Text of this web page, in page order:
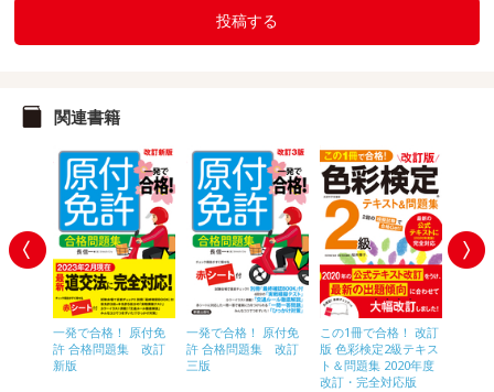
投稿する
関連書籍
一発で合格！ 原付免
許 合格問題集 改訂
新版
一発で合格！ 原付免
許 合格問題集 改訂
三版
この1冊で合格！ 改訂
版 色彩検定2級テキス
ト＆問題集 2020年度
改訂・完全対応版